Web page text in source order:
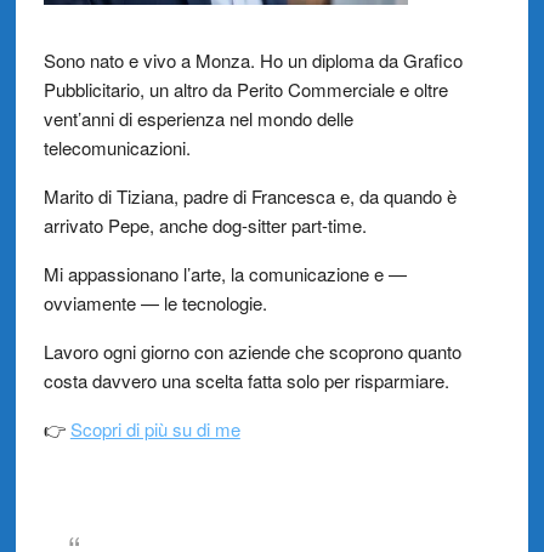
Sono nato e vivo a Monza. Ho un diploma da Grafico
Pubblicitario, un altro da Perito Commerciale e oltre
vent’anni di esperienza nel mondo delle
telecomunicazioni.
Marito di Tiziana, padre di Francesca e, da quando è
arrivato Pepe, anche dog-sitter part-time.
Mi appassionano l’arte, la comunicazione e —
ovviamente — le tecnologie.
Lavoro ogni giorno con aziende che scoprono quanto
costa davvero una scelta fatta solo per risparmiare.
👉Scopri di più su di me